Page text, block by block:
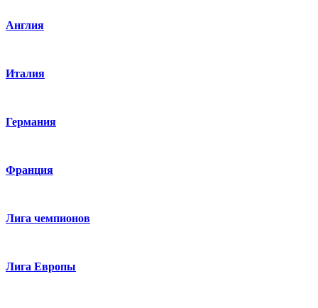
Англия
Италия
Германия
Франция
Лига чемпионов
Лига Европы